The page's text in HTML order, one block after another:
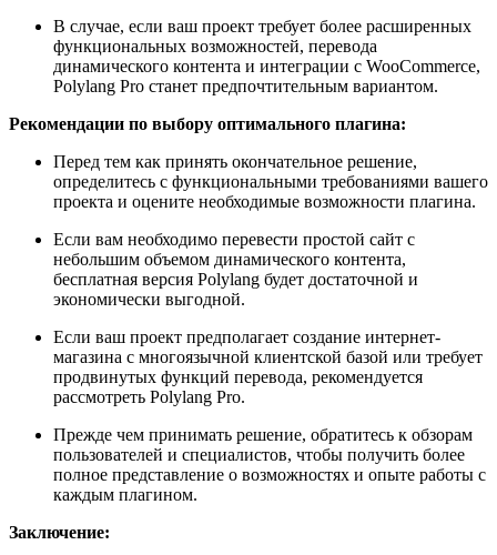
В случае, если ваш проект требует более расширенных
функциональных возможностей, перевода
динамического контента и интеграции с WooCommerce,
Polylang Pro станет предпочтительным вариантом.
Рекомендации по выбору оптимального плагина:
Перед тем как принять окончательное решение,
определитесь с функциональными требованиями вашего
проекта и оцените необходимые возможности плагина.
Если вам необходимо перевести простой сайт с
небольшим объемом динамического контента,
бесплатная версия Polylang будет достаточной и
экономически выгодной.
Если ваш проект предполагает создание интернет-
магазина с многоязычной клиентской базой или требует
продвинутых функций перевода, рекомендуется
рассмотреть Polylang Pro.
Прежде чем принимать решение, обратитесь к обзорам
пользователей и специалистов, чтобы получить более
полное представление о возможностях и опыте работы с
каждым плагином.
Заключение: